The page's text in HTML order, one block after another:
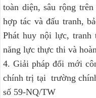
toàn diện, sâu rộng
hợp tác và đấu tranh,
Phát huy nội lực, tranh
năng lực thực thi và
4. Giải pháp đổi mới
chính trị tại trường
số 59-NQ/TW